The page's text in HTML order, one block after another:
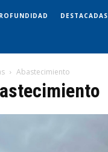
DESTACADAS
Abastecimiento